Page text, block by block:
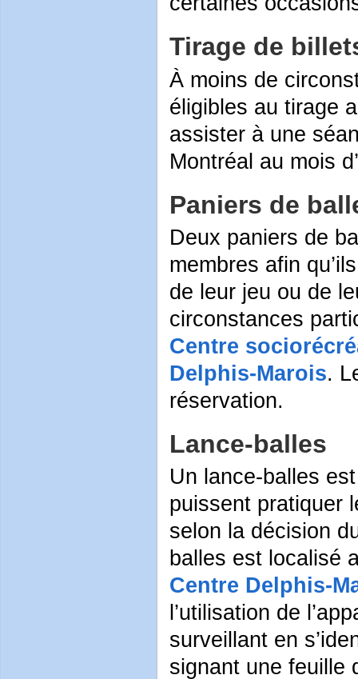
Tirage de
À moins de
éligibles au tirage
assister à une
Montréal au mois
Paniers de
Deux paniers de
membres afin
de leur jeu ou de
circonstances
Centre
Delphis-Marois.
réservation.
Lance-balles
Un lance-balles
puissent pratiquer
selon la décision
balles est localisé
Centre Delphis-
l’utilisation de
surveillant en
signant une feuille